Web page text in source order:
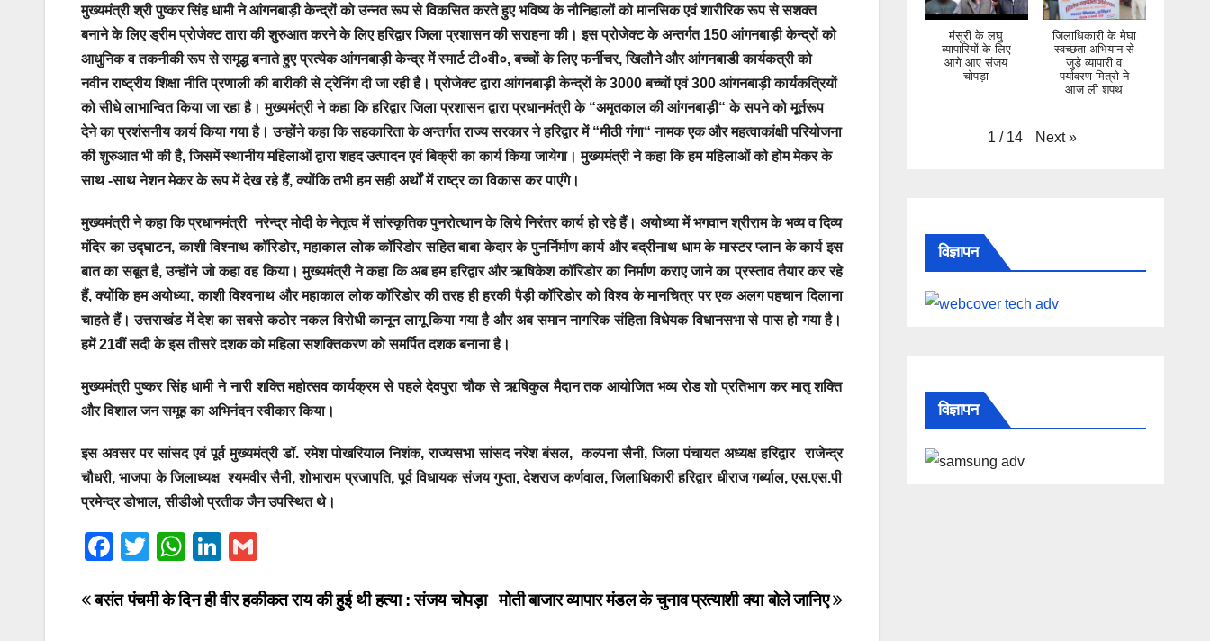
मुख्यमंत्री श्री पुष्कर सिंह धामी ने आंगनबाड़ी केन्द्रों को उन्नत रूप से विकसित करते हुए भविष्य के नौनिहालों को मानसिक एवं शारीरिक रूप से सशक्त
बनाने के लिए ड्रीम प्रोजेक्ट तारा की शुरुआत करने के लिए हरिद्वार जिला प्रशासन की सराहना की। इस प्रोजेक्ट के अन्तर्गत 150 आंगनबाड़ी केन्द्रों को
आधुनिक व तकनीकी रूप से समृद्ध बनाते हुए प्रत्येक आंगनबाड़ी केन्द्र में स्मार्ट टी०वी०, बच्चों के लिए फर्नीचर, खिलौने और आंगनबाडी कार्यकत्री को
नवीन राष्ट्रीय शिक्षा नीति प्रणाली की बारीकी से ट्रेनिंग दी जा रही है। प्रोजेक्ट द्वारा आंगनबाड़ी केन्द्रों के 3000 बच्चों एवं 300 आंगनबाड़ी कार्यकत्रियों
को सीधे लाभान्वित किया जा रहा है। मुख्यमंत्री ने कहा कि हरिद्वार जिला प्रशासन द्वारा प्रधानमंत्री के “अमृतकाल की आंगनबाड़ी“ के सपने को मूर्तरूप
देने का प्रशंसनीय कार्य किया गया है। उन्होंने कहा कि सहकारिता के अन्तर्गत राज्य सरकार ने हरिद्वार में “मीठी गंगा“ नामक एक और महत्वाकांक्षी परियोजना
की शुरुआत भी की है, जिसमें स्थानीय महिलाओं द्वारा शहद उत्पादन एवं बिक्री का कार्य किया जायेगा। मुख्यमंत्री ने कहा कि हम महिलाओं को होम मेकर के
साथ -साथ नेशन मेकर के रूप में देख रहे हैं, क्योंकि तभी हम सही अर्थों में राष्ट्र का विकास कर पाएंगे।
मुख्यमंत्री ने कहा कि प्रधानमंत्री नरेन्द्र मोदी के नेतृत्व में सांस्कृतिक पुनरोत्थान के लिये निरंतर कार्य हो रहे हैं। अयोध्या में भगवान श्रीराम के भव्य व दिव्य
मंदिर का उद्घाटन, काशी विश्नाथ कॉरिडोर, महाकाल लोक कॉरिडोर सहित बाबा केदार के पुनर्निर्माण कार्य और बद्रीनाथ धाम के मास्टर प्लान के कार्य इस
बात का सबूत है, उन्होंने जो कहा वह किया। मुख्यमंत्री ने कहा कि अब हम हरिद्वार और ऋषिकेश कॉरिडोर का निर्माण कराए जाने का प्रस्ताव तैयार कर रहे
हैं, क्योंकि हम अयोध्या, काशी विश्वनाथ और महाकाल लोक कॉरिडोर की तरह ही हरकी पैड़ी कॉरिडोर को विश्व के मानचित्र पर एक अलग पहचान दिलाना
चाहते हैं। उत्तराखंड में देश का सबसे कठोर नकल विरोधी कानून लागू किया गया है और अब समान नागरिक संहिता विधेयक विधानसभा से पास हो गया है।
हमें 21वीं सदी के इस तीसरे दशक को महिला सशक्तिकरण को समर्पित दशक बनाना है।
मुख्यमंत्री पुष्कर सिंह धामी ने नारी शक्ति महोत्सव कार्यक्रम से पहले देवपुरा चौक से ऋषिकुल मैदान तक आयोजित भव्य रोड शो प्रतिभाग कर मातृ शक्ति
और विशाल जन समूह का अभिनंदन स्वीकार किया।
इस अवसर पर सांसद एवं पूर्व मुख्यमंत्री डॉ. रमेश पोखरियाल निशंक, राज्यसभा सांसद नरेश बंसल, कल्पना सैनी, जिला पंचायत अध्यक्ष हरिद्वार राजेन्द्र
चौधरी, भाजपा के जिलाध्यक्ष श्यमवीर सैनी, शोभाराम प्रजापति, पूर्व विधायक संजय गुप्ता, देशराज कर्णवाल, जिलाधिकारी हरिद्वार धीराज गर्ब्याल, एस.एस.पी
प्रमेन्द्र डोभाल, सीडीओ प्रतीक जैन उपस्थित थे।
F
c
T
tt
W
at
Li
k
ail
Post
मोती बाजार व्यापार मंडल के चुनाव प्रत्याशी क्या बोले जानिए
बसंत पंचमी के दिन ही वीर हकीकत राय की हुई थी हत्या : संजय चोपड़ा
मंसूरी के लघु
व्यापारियों के लिए
आगे आए संजय
चोपड़ा
जिलाधिकारी के मेघा
स्वच्छता अभियान से
जुड़े व्यापारी व
पर्यावरण मित्रो ने
आज ली शपथ
1 / 14 Next »
विज्ञापन
विज्ञापन